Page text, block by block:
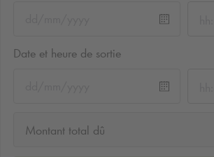
Date et heure de sortie
Montant total dû